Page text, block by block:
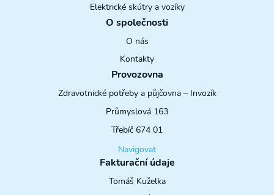
Elektrické skútry a vozíky
O společnosti
O nás
Kontakty
Provozovna
Zdravotnické potřeby a půjčovna – Invozík
Průmyslová 163
Třebíč 674 01
Navigovat
Fakturační údaje
Tomáš Kuželka